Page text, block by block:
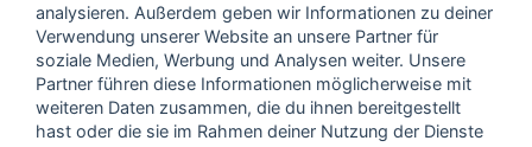
Ich stimme der Verarbeitung meiner Daten, wie in der
Einwilligungserklärungder fitnessmarkt.de services GmbH
beschrieben, zu und bestätige, dass ich das 16. Lebensjahr
vollendet habe. Ich kann diese Einwilligung jederzeit mit
analysieren. Außerdem geben wir Informationen zu deiner
Verwendung unserer Website an unsere Partner für
soziale Medien, Werbung und Analysen weiter. Unsere
Partner führen diese Informationen möglicherweise mit
weiteren Daten zusammen, die du ihnen bereitgestellt
hast oder die sie im Rahmen deiner Nutzung der Dienste